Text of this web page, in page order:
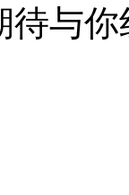
待与